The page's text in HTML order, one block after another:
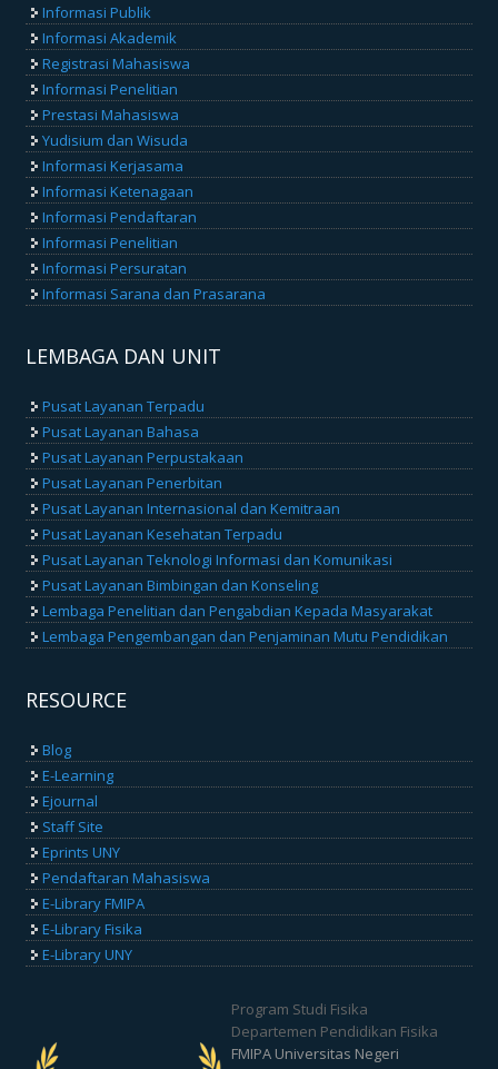
Informasi Publik
Informasi Akademik
Registrasi Mahasiswa
Informasi Penelitian
Prestasi Mahasiswa
Yudisium dan Wisuda
Informasi Kerjasama
Informasi Ketenagaan
Informasi Pendaftaran
Informasi Penelitian
Informasi Persuratan
Informasi Sarana dan Prasarana
LEMBAGA DAN UNIT
Pusat Layanan Terpadu
Pusat Layanan Bahasa
Pusat Layanan Perpustakaan
Pusat Layanan Penerbitan
Pusat Layanan Internasional dan Kemitraan
Pusat Layanan Kesehatan Terpadu
Pusat Layanan Teknologi Informasi dan Komunikasi
Pusat Layanan Bimbingan dan Konseling
Lembaga Penelitian dan Pengabdian Kepada Masyarakat
Lembaga Pengembangan dan Penjaminan Mutu Pendidikan
RESOURCE
Blog
E-Learning
Ejournal
Staff Site
Eprints UNY
Pendaftaran Mahasiswa
E-Library FMIPA
E-Library Fisika
E-Library UNY
Program Studi Fisika
Departemen Pendidikan Fisika
FMIPA Universitas Negeri